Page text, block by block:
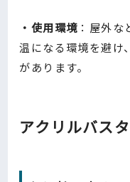
・使用環境 ：屋外
温になる環境を避け
があります。
アクリルバス